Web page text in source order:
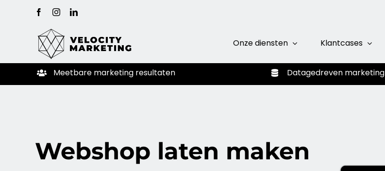
FacebookInstagramLinkedIn
Onze diensten Klantcases
Meetbare marketing resultaten Datagedreven marketing
Webshop laten maken